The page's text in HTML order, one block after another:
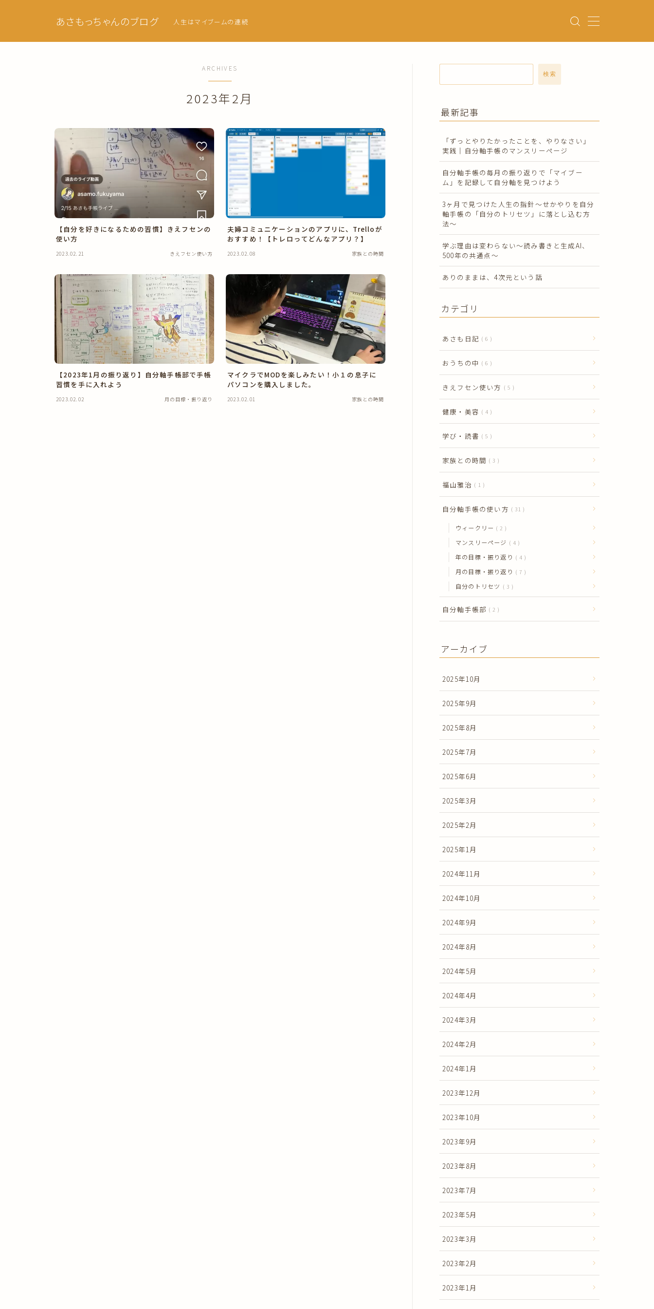
あさもっちゃんのブログ 人生はマイブームの連続
プロフィール
自分軸手帳の使い方
マンスリーページ
年の目標・振り返り
月の目標・振り返り
健康・美容
おうちの中
あさも日記
ARCHIVES
2023年2月
【自分を好きになるための習慣】きえフセンの
使い方
2023.02.21 きえフセン使い方
夫婦コミュニケーションのアプリに、Trelloが
おすすめ！【トレロってどんなアプリ？】
2023.02.08 家族との時間
【2023年1月の振り返り】自分軸手帳部で手帳
習慣を手に入れよう
2023.02.02 月の目標・振り返り
マイクラでMODを楽しみたい！小１の息子に
パソコンを購入しました。
2023.02.01 家族との時間
検索
最新記事
「ずっとやりたかったことを、やりなさい」
実践｜自分軸手帳のマンスリーページ
自分軸手帳の毎月の振り返りで「マイブー
ム」を記録して自分軸を見つけよう
3ヶ月で見つけた人生の指針〜せかやりを自分
軸手帳の「自分のトリセツ」に落とし込む方
法〜
学ぶ理由は変わらない〜読み書きと生成AI、
500年の共通点〜
ありのままは、4次元という話
カテゴリ
あさも日記 6
おうちの中 6
きえフセン使い方 5
健康・美容 4
学び・読書 5
家族との時間 3
福山雅治 1
自分軸手帳の使い方 31
ウィークリー 2
マンスリーページ 4
年の目標・振り返り 4
月の目標・振り返り 7
自分のトリセツ 3
自分軸手帳部 2
アーカイブ
2025年10月
2025年9月
2025年8月
2025年7月
2025年6月
2025年3月
2025年2月
2025年1月
2024年11月
2024年10月
2024年9月
2024年8月
2024年5月
2024年4月
2024年3月
2024年2月
2024年1月
2023年12月
2023年10月
2023年9月
2023年8月
2023年7月
2023年5月
2023年3月
2023年2月
2023年1月